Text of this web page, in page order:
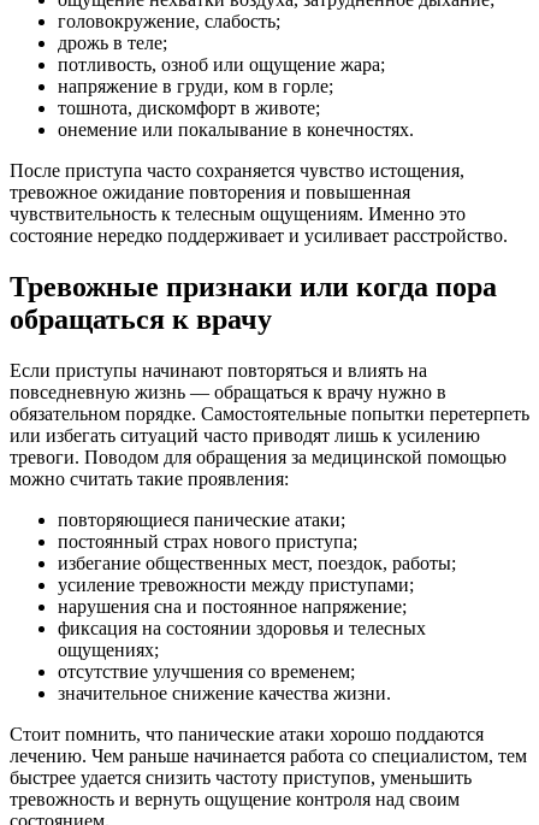
головокружение, слабость;
дрожь в теле;
потливость, озноб или ощущение жара;
напряжение в груди, ком в горле;
тошнота, дискомфорт в животе;
онемение или покалывание в конечностях.
После приступа часто сохраняется чувство истощения,
тревожное ожидание повторения и повышенная
чувствительность к телесным ощущениям. Именно это
состояние нередко поддерживает и усиливает расстройство.
Тревожные признаки или когда пора
обращаться к врачу
Если приступы начинают повторяться и влиять на
повседневную жизнь — обращаться к врачу нужно в
обязательном порядке. Самостоятельные попытки перетерпеть
или избегать ситуаций часто приводят лишь к усилению
тревоги. Поводом для обращения за медицинской помощью
можно считать такие проявления:
повторяющиеся панические атаки;
постоянный страх нового приступа;
избегание общественных мест, поездок, работы;
усиление тревожности между приступами;
нарушения сна и постоянное напряжение;
фиксация на состоянии здоровья и телесных
ощущениях;
отсутствие улучшения со временем;
значительное снижение качества жизни.
Стоит помнить, что панические атаки хорошо поддаются
лечению. Чем раньше начинается работа со специалистом, тем
быстрее удается снизить частоту приступов, уменьшить
тревожность и вернуть ощущение контроля над своим
состоянием.